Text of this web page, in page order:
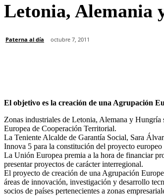
Letonia, Alemania
Paterna al día octubre 7, 2011
El objetivo es la creación de una Agrupación
Zonas industriales de Letonia, Alemana y
Europea de Cooperación Territorial.
La Teniente Alcalde de Garantía Social, Sara
Innova 5 para la constitución del proyecto
La Unión Europea premia a la hora de financiar
presentar proyectos de carácter interregional.
El proyecto de creación de una Agrupación
áreas de innovación, investigación y desarrollo
socios de países pertenecientes a zonas